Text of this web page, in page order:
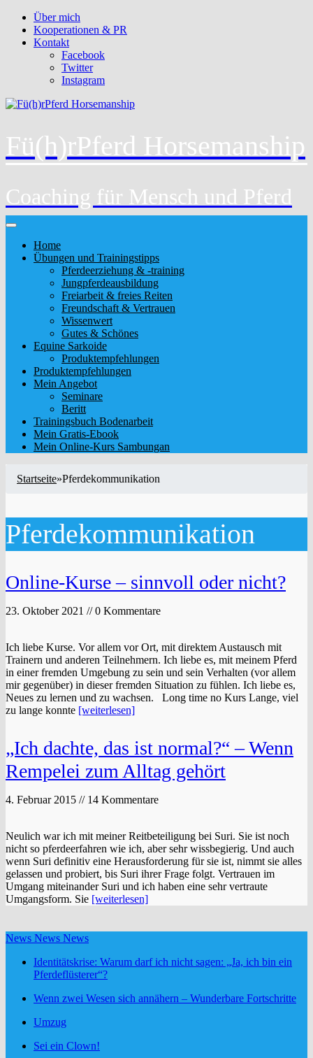
Über mich
Kooperationen & PR
Kontakt
Facebook
Twitter
Instagram
Fü(h)rPferd Horsemanship
Coaching für Mensch und Pferd
Home
Übungen und Trainingstipps
Pferdeerziehung & -training
Jungpferdeausbildung
Freiarbeit & freies Reiten
Freundschaft & Vertrauen
Wissenwert
Gutes & Schönes
Equine Sarkoide
Produktempfehlungen
Produktempfehlungen
Mein Angebot
Seminare
Beritt
Trainingsbuch Bodenarbeit
Mein Gratis-Ebook
Mein Online-Kurs Sambungan
Startseite»Pferdekommunikation
Pferdekommunikation
Online-Kurse – sinnvoll oder nicht?
23. Oktober 2021 // 0 Kommentare
Ich liebe Kurse. Vor allem vor Ort, mit direktem Austausch mit
Trainern und anderen Teilnehmern. Ich liebe es, mit meinem Pferd
in einer fremden Umgebung zu sein und sein Verhalten (vor allem
mir gegenüber) in dieser fremden Situation zu fühlen. Ich liebe es,
Neues zu lernen und zu wachsen. Long time no Kurs Lange, viel
zu lange konnte [weiterlesen]
„Ich dachte, das ist normal?“ – Wenn
Rempelei zum Alltag gehört
4. Februar 2015 // 14 Kommentare
Neulich war ich mit meiner Reitbeteiligung bei Suri. Sie ist noch
nicht so pferdeerfahren wie ich, aber sehr wissbegierig. Und auch
wenn Suri definitiv eine Herausforderung für sie ist, nimmt sie alles
gelassen und probiert, bis Suri ihrer Frage folgt. Vertrauen im
Umgang miteinander Suri und ich haben eine sehr vertraute
Umgangsform. Sie [weiterlesen]
News News News
Identitätskrise: Warum darf ich nicht sagen: „Ja, ich bin ein
Pferdeflüsterer“?
Wenn zwei Wesen sich annähern – Wunderbare Fortschritte
Umzug
Sei ein Clown!